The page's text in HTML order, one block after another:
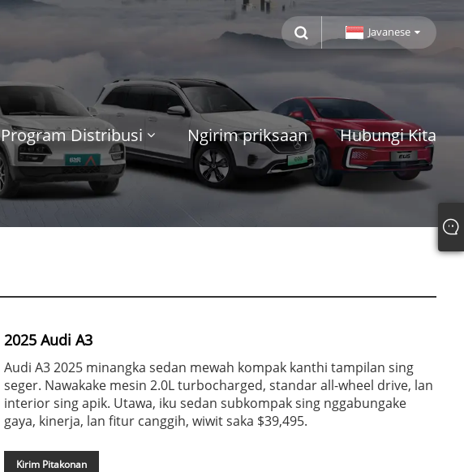
Javanese
Program Distribusi Ngirim priksaan Hubungi Kita
2025 Audi A3
Audi A3 2025 minangka sedan mewah kompak kanthi tampilan sing
seger. Nawakake mesin 2.0L turbocharged, standar all-wheel drive, lan
interior sing apik. Utawa, iku sedan subkompak sing nggabungake
gaya, kinerja, lan fitur canggih, wiwit saka $39,495.
Kirim Pitakonan